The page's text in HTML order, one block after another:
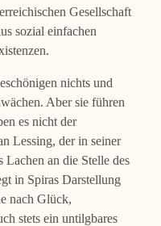
Gesellschaft
sozial einfachen
nichts und
Aber sie führen
es nicht der
Lessing, der in seiner
Lachen an die Stelle des
in Spiras Darstellung
nach Glück,
stets ein untilgbares